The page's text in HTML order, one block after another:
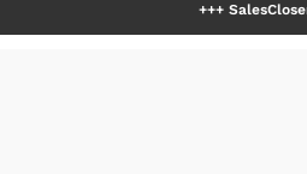
SalesCloser